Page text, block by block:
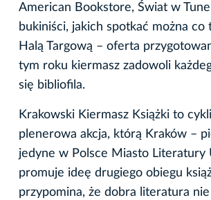
American Bookstore, Świat w
bukiniści, jakich spotkać można co
Halą Targową – oferta
tym roku kiermasz zadowoli
się bibliofila.
Krakowski Kiermasz Książki to
plenerowa akcja, którą Kraków –
jedyne w Polsce Miasto Literatury
promuje ideę drugiego obiegu
przypomina, że dobra literatura